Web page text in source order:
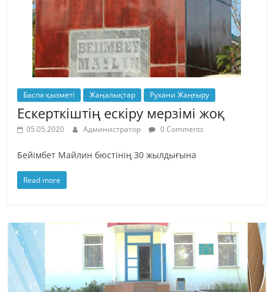
Баспа қызметі Жаңалықтар Рухани Жаңғыру
Ескерткіштің ескіру мерзімі жоқ
05.05.2020 Администратор 0 Comments
Бейімбет Майлин бюстінің 30 жылдығына
Read more